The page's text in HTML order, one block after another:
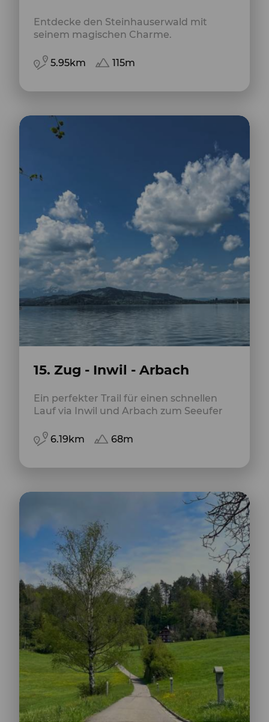
Entdecke den Steinhauserwald mit
seinem magischen Charme.
5.95km 115m
15. Zug - Inwil - Arbach
Ein perfekter Trail für einen schnellen
Lauf via Inwil und Arbach zum Seeufer
6.19km 68m